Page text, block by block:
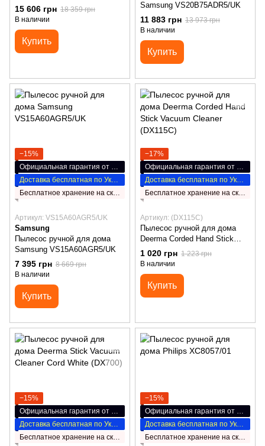
15 606 грн 18 359 грн
В наличии
Купить
Samsung VS20B75ADR5/UK
11 883 грн 13 973 грн
В наличии
Купить
−15%
Официальная гарантия от производителя
Доставка бесплатная по Украине
Бесплатное хранение на складе НП
Артикул: VS15A60AGR5/UK
Samsung
Пылесос ручной для дома
Samsung VS15A60AGR5/UK
7 395 грн 8 669 грн
В наличии
Купить
−17%
Официальная гарантия от производителя
Доставка бесплатная по Украине
Бесплатное хранение на складе НП
Артикул: (DX115C)
Пылесос ручной для дома
Deerma Corded Hand Stick
Vacuum Cleaner (DX115C)
1 020 грн 1 223 грн
В наличии
Купить
−15%
Официальная гарантия от производителя
Доставка бесплатная по Украине
Бесплатное хранение на складе НП
−15%
Официальная гарантия от производителя
Доставка бесплатная по Украине
Бесплатное хранение на складе НП